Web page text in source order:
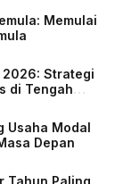
Memulai
2026: Strategi
di Tengah
Usaha Modal
Depan
Tahun Paling